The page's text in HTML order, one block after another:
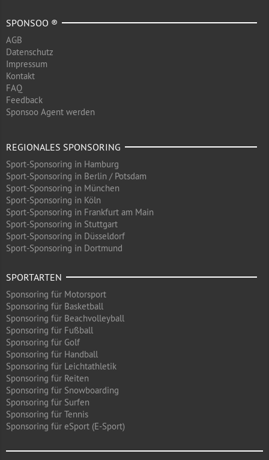
SPONSOO ®
AGB
Datenschutz
Impressum
Kontakt
FAQ
Feedback
Sponsoo Agent werden
REGIONALES SPONSORING
Sport-Sponsoring in Hamburg
Sport-Sponsoring in Berlin / Potsdam
Sport-Sponsoring in München
Sport-Sponsoring in Köln
Sport-Sponsoring in Frankfurt am Main
Sport-Sponsoring in Stuttgart
Sport-Sponsoring in Düsseldorf
Sport-Sponsoring in Dortmund
SPORTARTEN
Sponsoring für Motorsport
Sponsoring für Basketball
Sponsoring für Beachvolleyball
Sponsoring für Fußball
Sponsoring für Golf
Sponsoring für Handball
Sponsoring für Leichtathletik
Sponsoring für Reiten
Sponsoring für Snowboarding
Sponsoring für Surfen
Sponsoring für Tennis
Sponsoring für eSport (E-Sport)